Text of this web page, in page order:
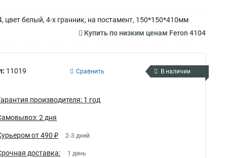
цвет белый, 4-х гранник, на постамент, 150*150*410мм
Купить по низким ценам Feron 4104
11019 Сравнить В наличии
производителя: 1 год
2 дня
от 490 ₽ 2-3 дней
доставка: 1 день